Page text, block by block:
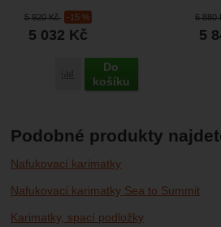
5 920Kč -15 %
5 032 Kč
Porovnat
Do
košíku
pohodlné...
6 880
5
pro
Podobné produkty
Nafukovací karimatky
Nafukovací karimatky Sea to Summit
Karimatky, spací podložky